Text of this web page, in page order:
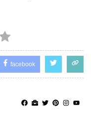
facebook